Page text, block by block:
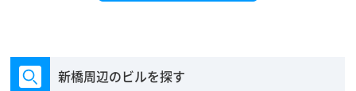
新橋周辺のビルを探す